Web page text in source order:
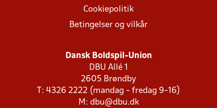
Cookiepolitik
Betingelser og vilkår
Dansk Boldspil-Union
DBU Allé 1
2605 Brøndby
T: 4326 2222 (mandag - fredag 9-16)
M: dbu@dbu.dk